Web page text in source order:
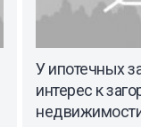
У ипотечных
интерес к